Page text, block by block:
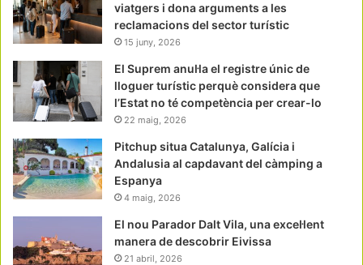
viatgers i dona arguments a les
reclamacions del sector turístic
15 juny, 2026
El Suprem anul·la el registre únic de
lloguer turístic perquè considera que
l’Estat no té competència per crear-lo
22 maig, 2026
Pitchup situa Catalunya, Galícia i
Andalusia al capdavant del càmping a
Espanya
4 maig, 2026
El nou Parador Dalt Vila, una excel·lent
manera de descobrir Eivissa
21 abril, 2026